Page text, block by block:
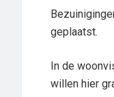
geplaatst.
In de
willen hier